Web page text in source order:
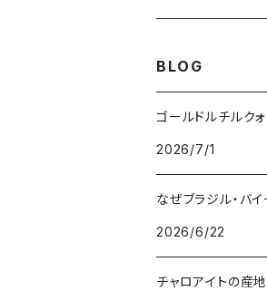
アイリススモーキーク
シトリン（黄水晶）
パヴェ ビーズ
恋愛運UP
ネパール
BLOG
ゴールドルチルク
2026/7/1
なぜブラジル・バ
2026/6/22
チャロアイトの産